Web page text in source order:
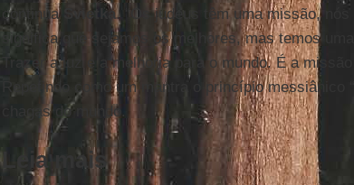
continua
Svietka. “Os judeus têm uma missão,
significa que sejamos os melhores, mas temos
Trazer a luz e a melhoria para o mundo. É a
Repetindo como um mantra o princípio messiânico “
chagas do mundo.
Leia mais